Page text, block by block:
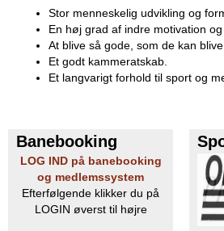
Stor menneskelig udvikling og
En høj grad af indre motivation
At blive så gode, som de kan blive.
Et godt kammeratskab.
Et langvarigt forhold til sport og
Banebooking
LOG IND på banebooking
og medlemssystem
Efterfølgende klikker du på
LOGIN øverst til højre